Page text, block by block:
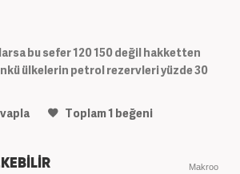
bu sefer 120 150 değil hakketten
ülkelerin petrol rezervleri yüzde 30
Toplam1 beğeni
Makroo